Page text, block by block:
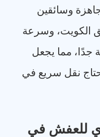
وسائقين
الكويت، وسرعة
جدًا، مما يجعل
نقل سريع في
للعفش في